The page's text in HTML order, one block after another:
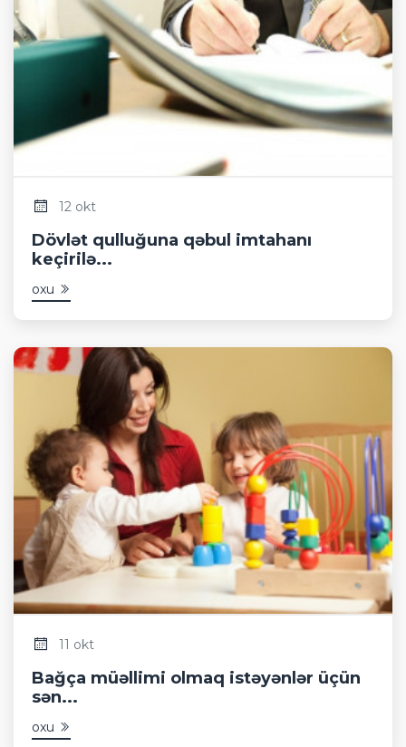
12 okt
Dövlət qulluğuna qəbul imtahanı
keçirilə...
oxu
11 okt
Bağça müəllimi olmaq istəyənlər üçün
sən...
oxu